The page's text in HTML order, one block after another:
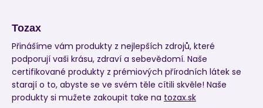
Tozax
Přinášíme vám produkty z nejlepších zdrojů, které
podporují vaši krásu, zdraví a sebevědomí. Naše
certifikované produkty z prémiových přírodních látek se
starají o to, abyste se ve svém těle cítili skvěle! Naše
produkty si mužete zakoupit take na tozax.sk